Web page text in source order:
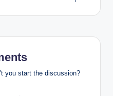
you start the discussion?